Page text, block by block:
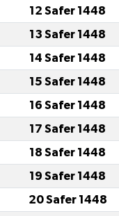
12 Safer 1448
13 Safer 1448
14 Safer 1448
15 Safer 1448
16 Safer 1448
17 Safer 1448
18 Safer 1448
19 Safer 1448
20 Safer 1448